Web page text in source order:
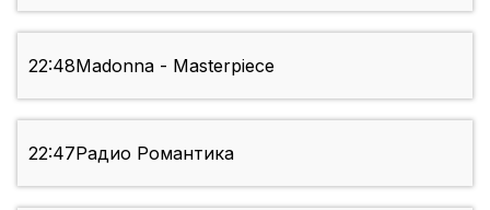
22:48Madonna - Masterpiece
22:47Радио Романтика